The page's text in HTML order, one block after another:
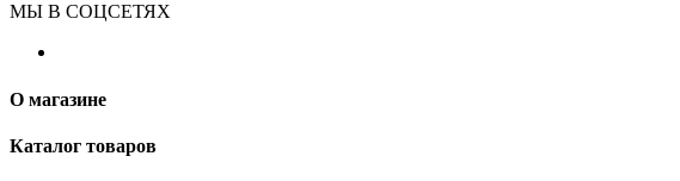
МЫ В СОЦСЕТЯХ
О магазине
Каталог товаров